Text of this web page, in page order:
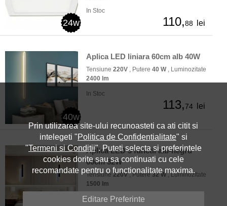
24w
In Stoc
110,88 lei
40w
Aplica LED liniara 60cm alb 40W
Tensiune 220V , Putere 40 W, Luminozitate
2400 lm
In Stoc
113,74 lei
Aplica LED 3 functii alb-negru
60cm 32W
Tensiune 220V, Putere32 W , Luminozitate
1500 lm
In Stoc
Prin utilizarea site-ului recunoasteti ca ati citit si
intelegeti "Politica de Confidentialitate" si
"Termeni si Conditii". Puteti selecta si preferintele
cookies dorite sau sa continuati cu cele
recomandate pentru o functionalitate maxima.
Editare Preferinte